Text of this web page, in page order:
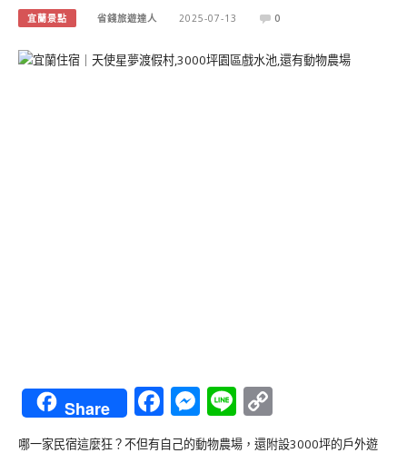
宜蘭景點 省錢旅遊達人 2025-07-13 0
Share Facebook
Messenger
Line
Link
哪一家民宿這麼狂？不但有自己的動物農場，還附設3000坪的戶外遊